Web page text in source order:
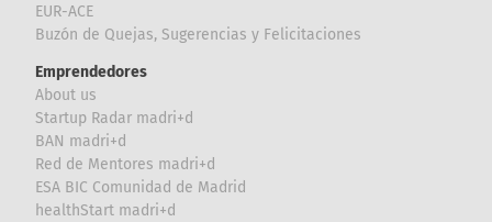
EUR-ACE
Buzón de Quejas, Sugerencias y Felicitaciones
Emprendedores
About us
Startup Radar madri+d
BAN madri+d
Red de Mentores madri+d
ESA BIC Comunidad de Madrid
healthStart madri+d